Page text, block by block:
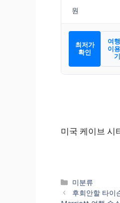
최저가
확인
여
이
기
미국 케이브 시
카
테
미분류
후회안할 타이